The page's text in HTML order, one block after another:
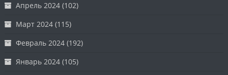
Апрель 2024 (102)
Март 2024 (115)
Февраль 2024 (192)
Январь 2024 (105)